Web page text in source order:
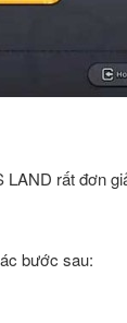
LAND rất đơn
bước sau: